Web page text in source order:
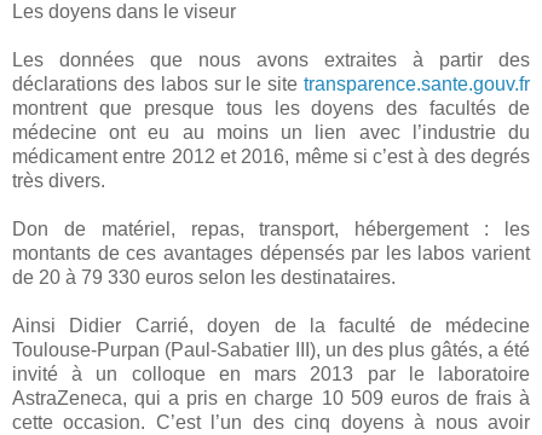
Les doyens dans le viseur
Les données que nous avons extraites à partir des
déclarations des labos sur le site transparence.sante.gouv.fr
montrent que presque tous les doyens des facultés de
médecine ont eu au moins un lien avec l’industrie du
médicament entre 2012 et 2016, même si c’est à des degrés
très divers.
Don de matériel, repas, transport, hébergement : les
montants de ces avantages dépensés par les labos varient
de 20 à 79 330 euros selon les destinataires.
Ainsi Didier Carrié, doyen de la faculté de médecine
Toulouse-Purpan (Paul-Sabatier III), un des plus gâtés, a été
invité à un colloque en mars 2013 par le laboratoire
AstraZeneca, qui a pris en charge 10 509 euros de frais à
cette occasion. C’est l’un des cinq doyens à nous avoir